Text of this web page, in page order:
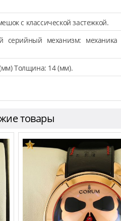
с классической застежкой.
серийный механизм: механика
Толщина: 14 (мм).
товары